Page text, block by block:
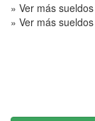
» Ver más
» Ver más